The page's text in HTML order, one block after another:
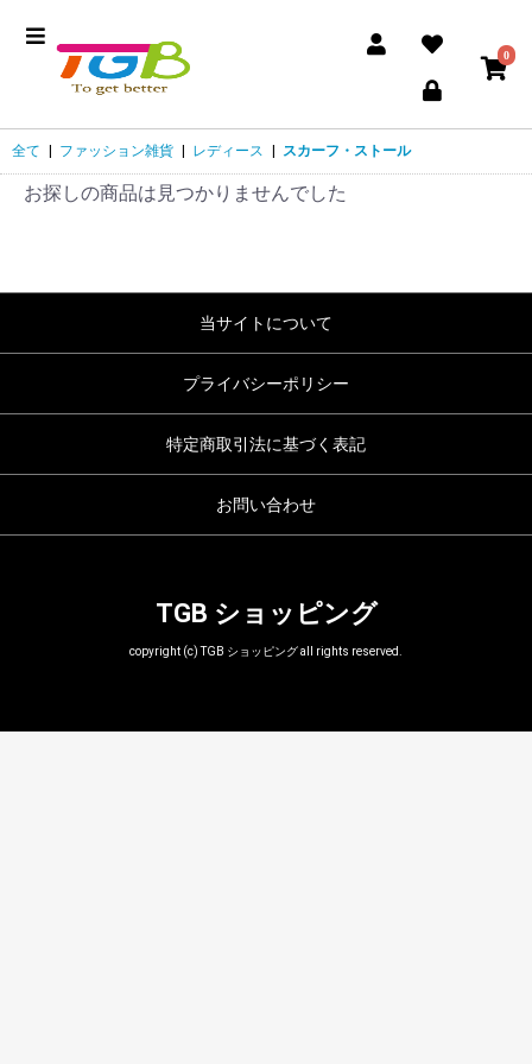
0
全て ファッション雑貨 レディース スカーフ・ストール
お探しの商品は見つかりませんでした
当サイトについて
プライバシーポリシー
特定商取引法に基づく表記
お問い合わせ
TGB ショッピング
copyright (c) TGB ショッピング all rights reserved.